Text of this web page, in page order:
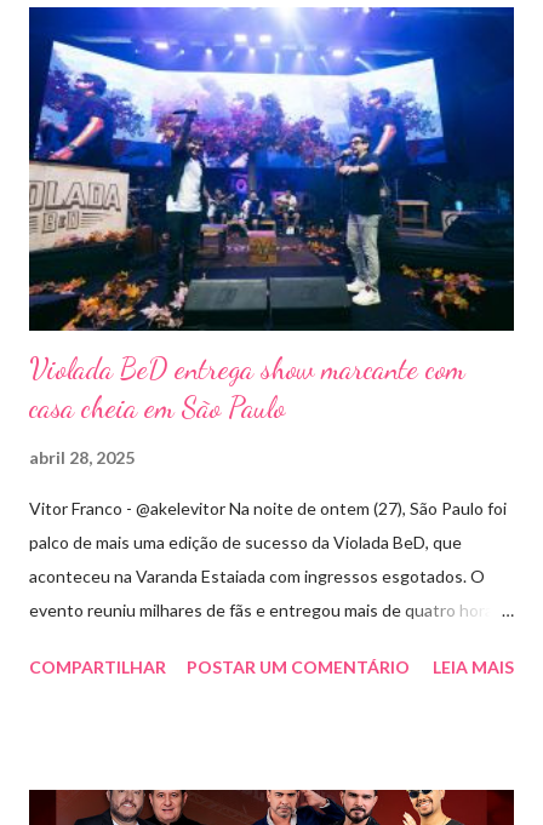
Violada BeD entrega show marcante com
casa cheia em São Paulo
abril 28, 2025
Vitor Franco - @akelevitor Na noite de ontem (27), São Paulo foi
palco de mais uma edição de sucesso da Violada BeD, que
aconteceu na Varanda Estaiada com ingressos esgotados. O
evento reuniu milhares de fãs e entregou mais de quatro horas
de hits, Bruninho & Davi incendiaram o palco e contaram com
única, com o público cantando junto do início ao fim. Criado em
COMPARTILHAR POSTAR UM COMENTÁRIO LEIA MAIS